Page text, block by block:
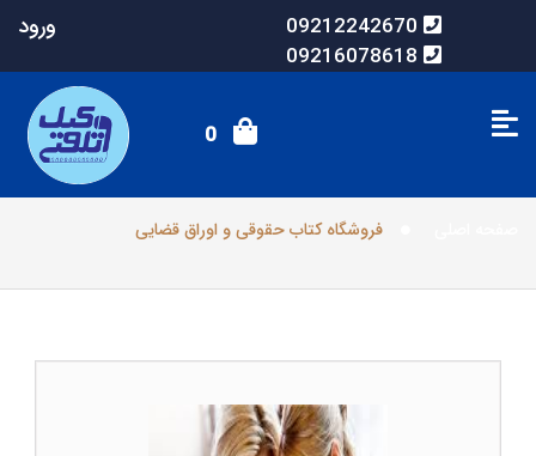
09212242670
09216078618
ورود
0
فروشگاه کتاب حقوقی و اوراق قضایی
فروشگاه کتاب حقوقی و اوراق قضایی